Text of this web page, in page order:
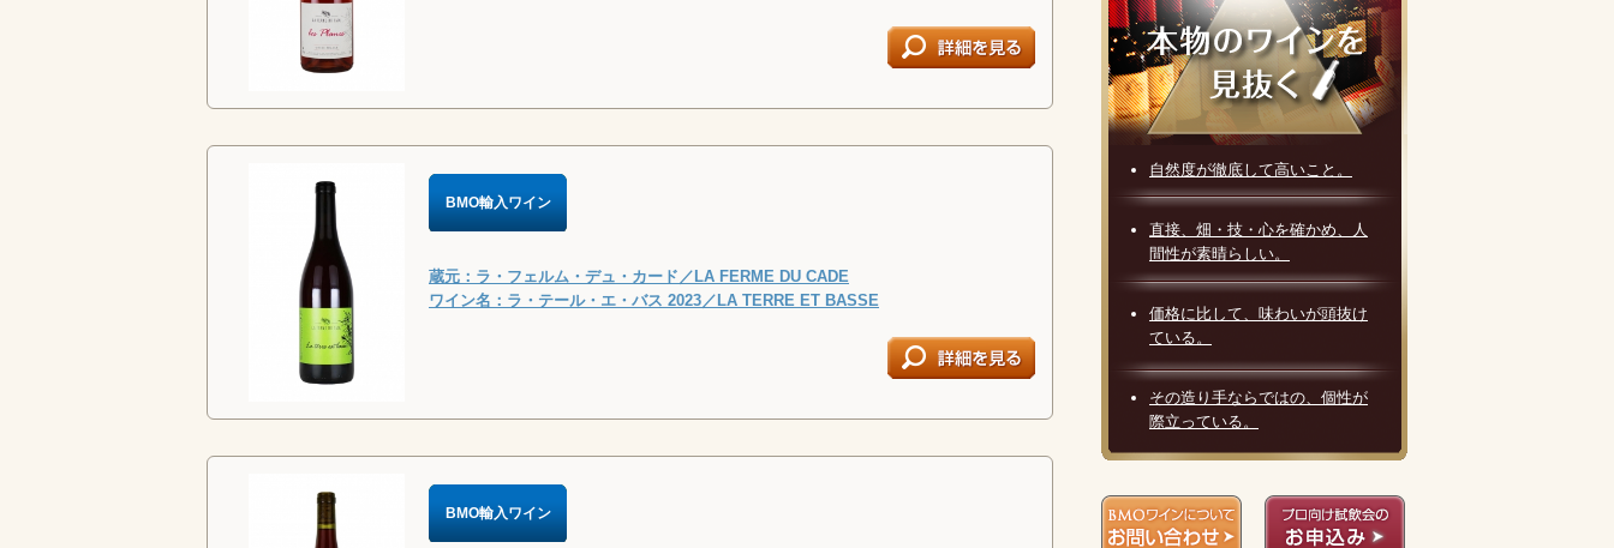
BMO輸入ワイン
蔵元：ラ・フェルム・デュ・カード／LA FERME DU CADE
ワイン名：ラ・テール・エ・バス 2023／LA TERRE ET BASSE
BMO輸入ワイン
自然度が徹底して高いこと。
直接、畑・技・心を確かめ、人
間性が素晴らしい。
価格に比して、味わいが頭抜け
ている。
その造り手ならではの、個性が
際立っている。